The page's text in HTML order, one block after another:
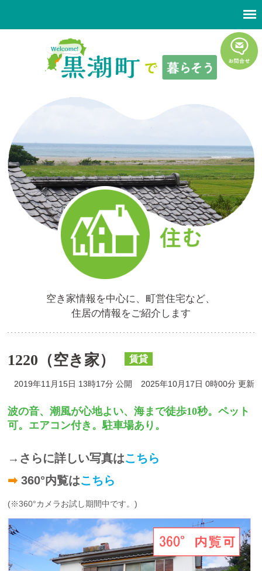
空き家情報を中心に、町営住宅など、
住居の情報をご紹介します
1220（空き家） 賃貸
2019年11月15日 13時17分 公開 2025年10月17日 0時00分 更新
波の音、潮風が心地よい、海まで徒歩10秒。ペット
可。エアコン付き。駐車場あり。
→さらに詳しい写真はこちら
➡ 360°内覧はこちら
(※360°カメラお試し期間中です。)